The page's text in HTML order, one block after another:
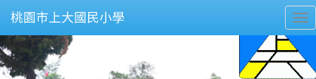
桃園市上大國民小學